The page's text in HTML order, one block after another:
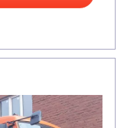
В НАЛИЧИИ